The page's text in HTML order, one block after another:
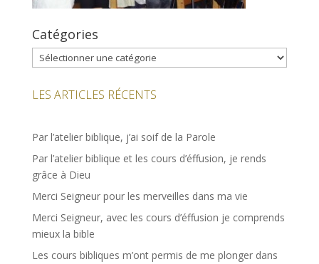
Catégories
Catégories
LES ARTICLES RÉCENTS
Par l’atelier biblique, j’ai soif de la Parole
Par l’atelier biblique et les cours d’éffusion, je rends
grâce à Dieu
Merci Seigneur pour les merveilles dans ma vie
Merci Seigneur, avec les cours d’éffusion je comprends
mieux la bible
Les cours bibliques m’ont permis de me plonger dans